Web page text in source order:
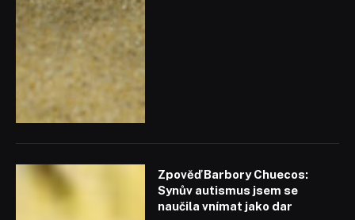
Zpověď Barbory Chuecos:
Synův autismus jsem se
naučila vnímat jako dar